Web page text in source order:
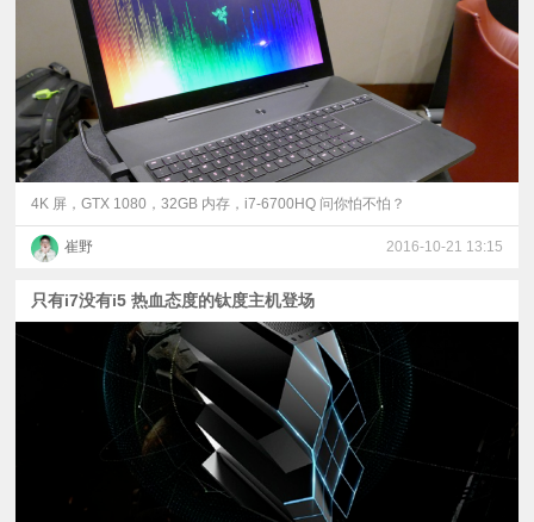
4K 屏，GTX 1080，32GB 内存，i7-6700HQ 问你怕不怕？
崔野 2016-10-21 13:15
只有i7没有i5 热血态度的钛度主机登场